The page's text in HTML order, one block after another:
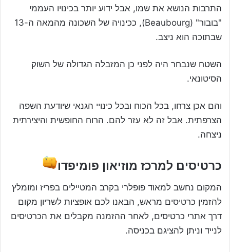
התרבות הנושא את שמו, אבל ידוע יותר בכינויו העממי
"בובור" (Beaubourg), ככינויה של השכונה מהמאה ה-13
שבתוכה הוא ניצב.
השטח שנבחר היה לפני כן המזבלה הגדולה של השוק
הסיטונאי.
והם אכן צרחו, בכל הכוח ובכל כינויי הגנאי שיודעת השפה
הצרפתית. אבל זה לא עזר להם. הרוח החופשית והיצירתית
ניצחה.
כרטיסים למרכז מוזיאון פומיפדו
המקום נחשב למאוד פופלרי בקרב המטיילים בפריז ומומלץ
להזמין כרטיסים מראש, הבאנו לכם אופציות לשריון מקום
דרך אתרי כרטיסים, לאחר ההזמנה מקבלים את הכרטיסים
לנייד וניתן להציגם בכניסה.